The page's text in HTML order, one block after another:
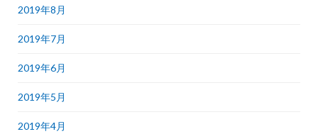
2019年8月
2019年7月
2019年6月
2019年5月
2019年4月